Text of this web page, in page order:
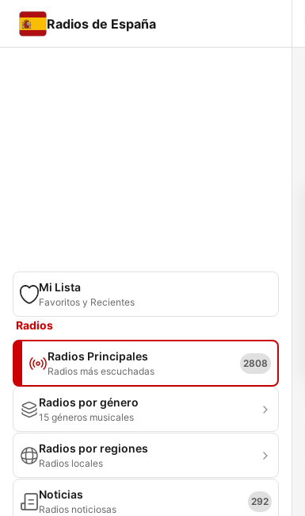
Radios de España
Mi Lista
Favoritos y Recientes
Radios
Radios Principales
Radios más escuchadas
2808
Radios por género
15 géneros musicales
Radios por regiones
Radios locales
Noticias
Radios noticiosas
292